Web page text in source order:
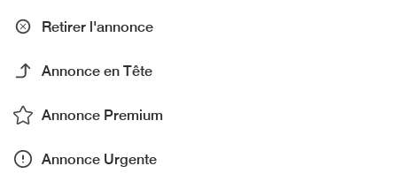
Retirer l'annonce
Annonce en Tête
Annonce Premium
Annonce Urgente